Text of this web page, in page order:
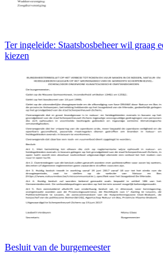
Ter ingeleide: Staatsbosbeheer wil graag
kiezen
Besluit van de burgemeester